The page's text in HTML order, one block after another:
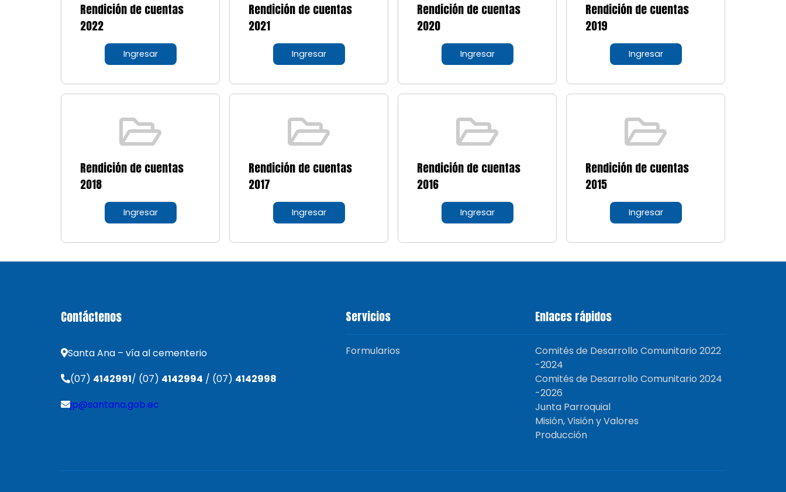
Rendición de cuentas
2022
Ingresar
Rendición de cuentas
2021
Ingresar
Rendición de cuentas
2020
Ingresar
Rendición de cuentas
2019
Ingresar
Rendición de cuentas
2018
Ingresar
Rendición de cuentas
2017
Ingresar
Rendición de cuentas
2016
Ingresar
Rendición de cuentas
2015
Ingresar
Contáctenos
Santa Ana – vía al cementerio
(07) 4142991/ (07) 4142994 / (07) 4142998
jp@santana.gob.ec
Servicios
Formularios
Enlaces rápidos
Comités de Desarrollo Comunitario 2022
-2024
Comités de Desarrollo Comunitario 2024
-2026
Junta Parroquial
Misión, Visión y Valores
Producción